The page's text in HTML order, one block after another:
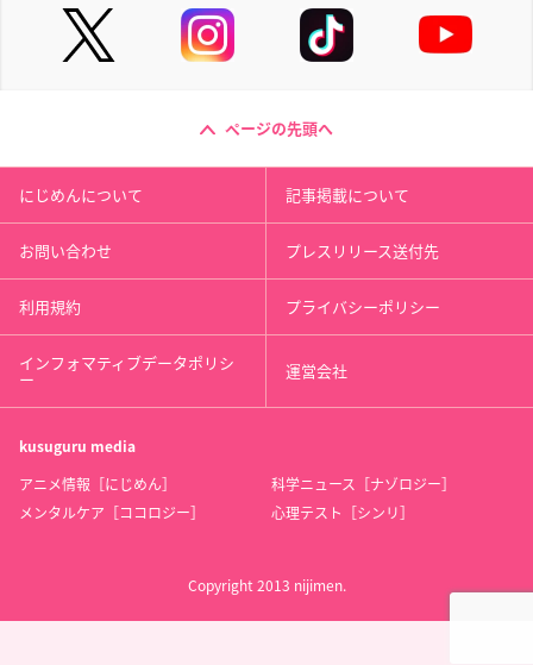
ページの先頭へ
にじめんについて 記事掲載について
お問い合わせ プレスリリース送付先
利用規約 プライバシーポリシー
インフォマティブデータポリシ
ー 運営会社
kusuguru media
アニメ情報［にじめん］
科学ニュース［ナゾロジー］
メンタルケア［ココロジー］
心理テスト［シンリ］
Copyright 2013 nijimen.